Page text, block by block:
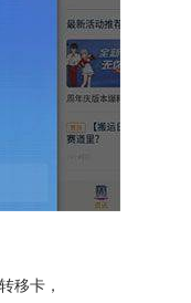
移卡，